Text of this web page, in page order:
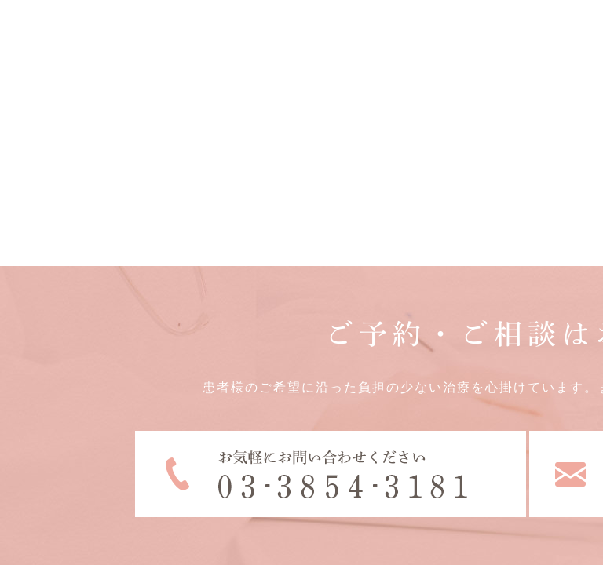
ご予約・ご相談は
患者様のご希望に沿った負担の少ない治療を心掛けています。